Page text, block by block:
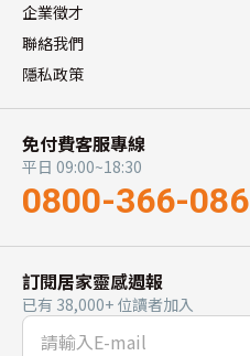
企業徵才
聯絡我們
隱私政策
免付費客服專線
平日 09:00~18:30
0800-366-086
訂閱居家靈感週報
已有 38,000+ 位讀者加入